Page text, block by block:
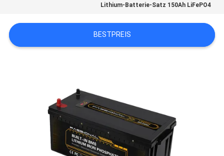
FÄLLE
PRIVACY
Lithium-Batterie-Satz 150Ah LiFePO4
BESTPREIS